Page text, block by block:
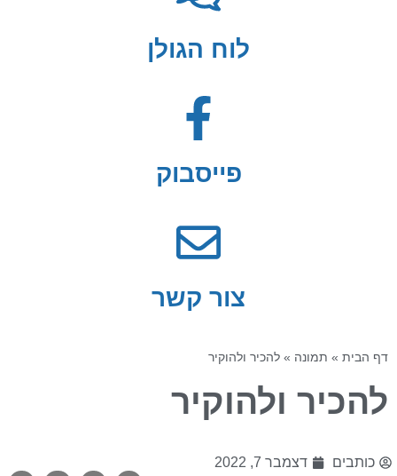
לוח הגולן
פייסבוק
צור קשר
דף הבית » תמונה » להכיר ולהוקיר
להכיר ולהוקיר
כותבים דצמבר 7, 2022